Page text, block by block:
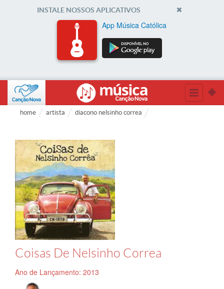
INSTALE NOSSOS APLICATIVOS
App Música Católica
home artista diacono nelsinho correa
Coisas De Nelsinho Correa
Ano de Lançamento: 2013